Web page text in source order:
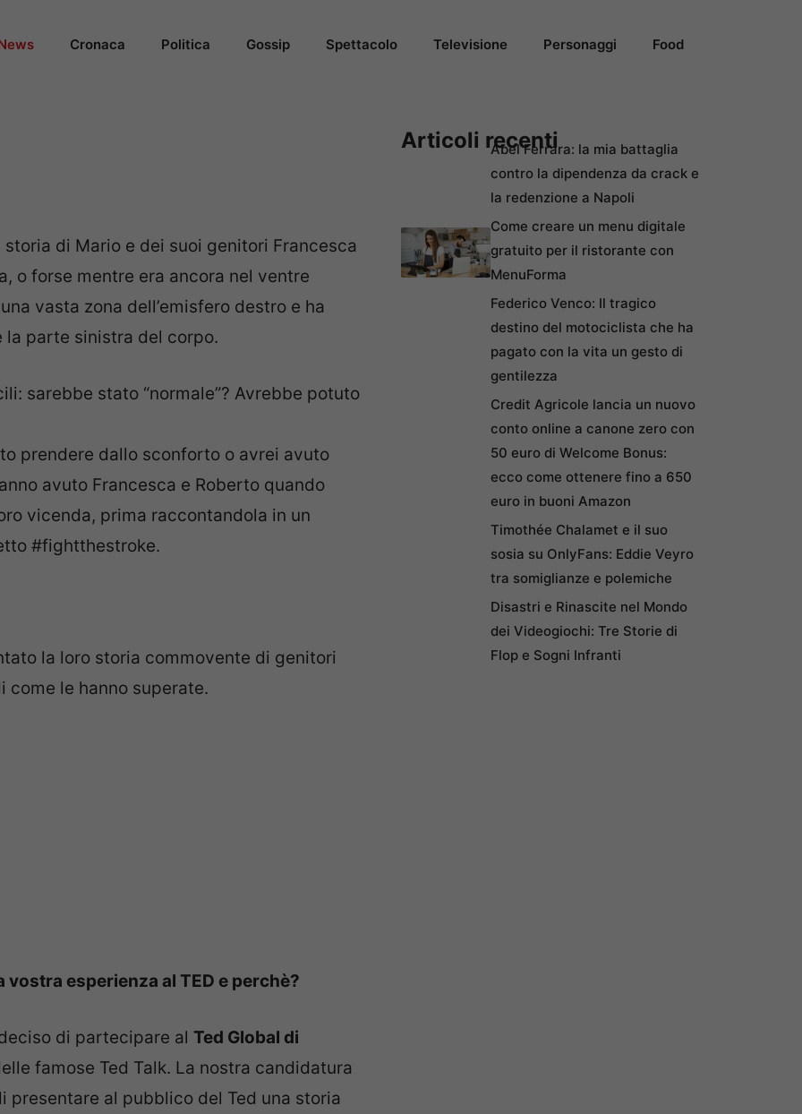
Cronaca Politica Gossip Spettacolo Televisione Personaggi Food
di Mario e dei suoi genitori Francesca
o forse mentre era ancora nel ventre
vasta zona dell’emisfero destro e ha
parte sinistra del corpo.
sarebbe stato “normale”? Avrebbe potuto
prendere dallo sconforto o avrei avuto
avuto Francesca e Roberto quando
vicenda, prima raccontandola in un
#fightthestroke.
la loro storia commovente di genitori
come le hanno superate.
esperienza al TED e perchè?
di partecipare al Ted Global di
famose Ted Talk. La nostra candidatura
al pubblico del Ted una storia
Articoli recentiAbel Ferrara: la mia battaglia
contro la dipendenza da crack e
la redenzione a Napoli
Come creare un menu digitale
gratuito per il ristorante con
MenuForma
Federico Venco: Il tragico
destino del motociclista che ha
pagato con la vita un gesto di
gentilezza
Credit Agricole lancia un nuovo
conto online a canone zero con
50 euro di Welcome Bonus:
ecco come ottenere fino a 650
euro in buoni Amazon
Timothée Chalamet e il suo
sosia su OnlyFans: Eddie Veyro
tra somiglianze e polemiche
Disastri e Rinascite nel Mondo
dei Videogiochi: Tre Storie di
Flop e Sogni Infranti